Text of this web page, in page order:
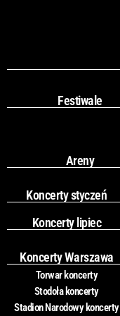
Festiwale
Areny
Koncerty styczeń
Koncerty lipiec
Koncerty Warszawa
Torwar koncerty
Stodoła koncerty
Stadion Narodowy koncerty